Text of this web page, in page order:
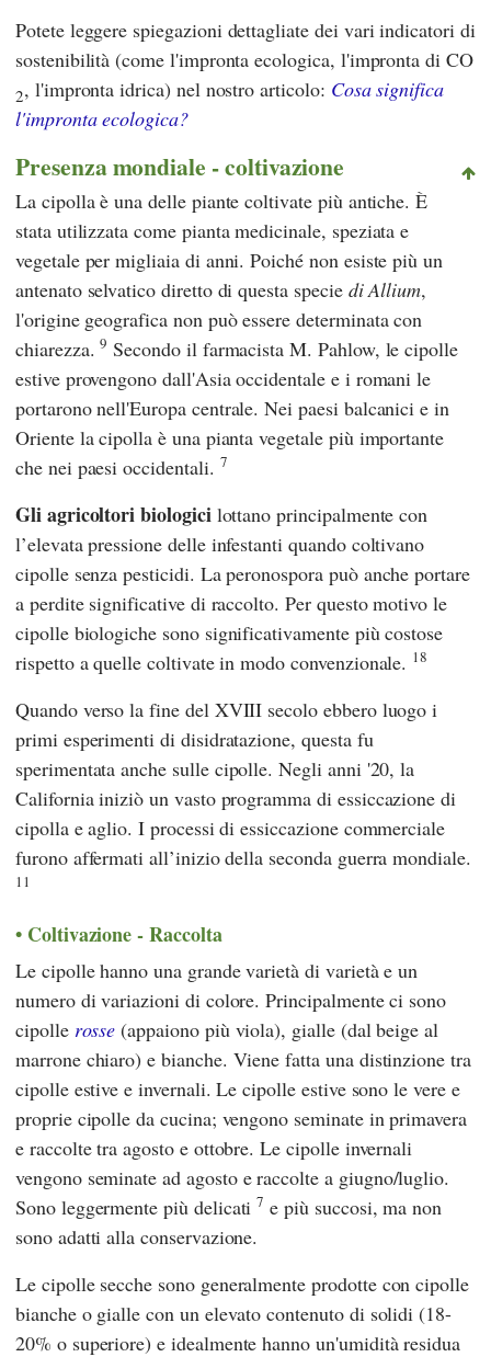
Potete leggere spiegazioni dettagliate dei vari indicatori di
sostenibilità (come l'impronta ecologica, l'impronta di CO
2, l'impronta idrica) nel nostro articolo: Cosa significa
l'impronta ecologica?
Presenza mondiale - coltivazione
La cipolla è una delle piante coltivate più antiche. È
stata utilizzata come pianta medicinale, speziata e
vegetale per migliaia di anni. Poiché non esiste più un
antenato selvatico diretto di questa specie di Allium,
l'origine geografica non può essere determinata con
chiarezza.9 Secondo il farmacista M. Pahlow, le cipolle
estive provengono dall'Asia occidentale e i romani le
portarono nell'Europa centrale. Nei paesi balcanici e in
Oriente la cipolla è una pianta vegetale più importante
che nei paesi occidentali. 7
Gli agricoltori biologicilottano principalmente con
l’elevata pressione delle infestanti quando coltivano
cipolle senza pesticidi. La peronospora può anche portare
a perdite significative di raccolto. Per questo motivo le
cipolle biologiche sono significativamente più costose
rispetto a quelle coltivate in modo convenzionale. 18
Quando verso la fine del XVIII secolo ebbero luogo i
primi esperimenti di disidratazione, questa fu
sperimentata anche sulle cipolle. Negli anni '20, la
California iniziò un vasto programma di essiccazione di
cipolla e aglio. I processi di essiccazione commerciale
furono affermati all’inizio della seconda guerra mondiale.
11
Coltivazione - Raccolta
Le cipolle hanno una grande varietà di varietà e un
numero di variazioni di colore. Principalmente ci sono
cipolle rosse (appaiono più viola), gialle (dal beige al
marrone chiaro) e bianche. Viene fatta una distinzione tra
cipolle estive e invernali. Le cipolle estive sono le vere e
proprie cipolle da cucina; vengono seminate in primavera
e raccolte tra agosto e ottobre. Le cipolle invernali
vengono seminate ad agosto e raccolte a giugno/luglio.
Sono leggermente più delicati7 e più succosi, ma non
sono adatti alla conservazione.
Le cipolle secche sono generalmente prodotte con cipolle
bianche o gialle con un elevato contenuto di solidi (18-
20% o superiore) e idealmente hanno un'umidità residua